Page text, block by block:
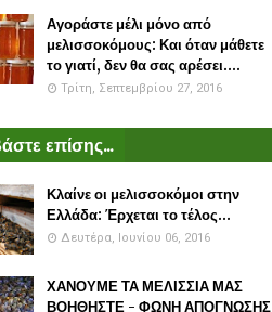
Αγοράστε μέλι μόνο από
μελισσοκόμους: Και όταν μάθετε
το γιατί, δεν θα σας αρέσει....
Τρίτη, Σεπτεμβρίου 27, 2016
επίσης...
Κλαίνε οι μελισσοκόμοι στην
Ελλάδα: Έρχεται το τέλος...
Δευτέρα, Ιουνίου 06, 2016
ΧΑΝΟΥΜΕ ΤΑ ΜΕΛΙΣΣΙΑ ΜΑΣ
ΒΟΗΘΗΣΤΕ - ΦΩΝΗ ΑΠΟΓΝΩΣΗΣ